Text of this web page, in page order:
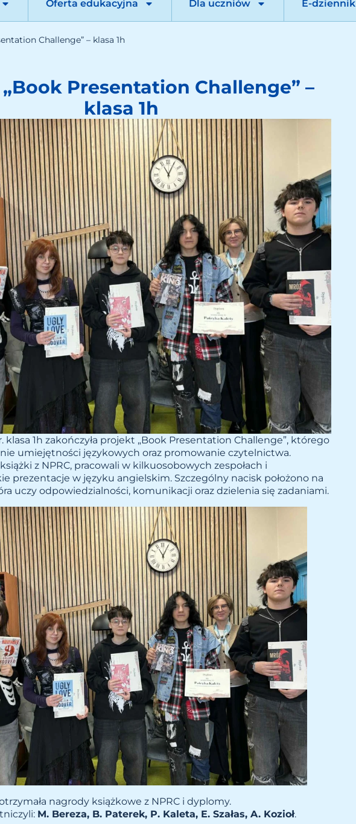
Oferta edukacyjna Dla uczniów E-dziennik
Challenge” – klasa 1h
Presentation Challenge” –
klasa 1h
klasa 1h zakończyła projekt „Book Presentation Challenge”, którego
umiejętności językowych oraz promowanie czytelnictwa.
z NPRC, pracowali w kilkuosobowych zespołach i
prezentacje w języku angielskim. Szczególny nacisk położono na
uczy odpowiedzialności, komunikacji oraz dzielenia się zadaniami.
nagrody książkowe z NPRC i dyplomy.
M. Bereza, B. Paterek, P. Kaleta, E. Szałas, A. Kozioł.